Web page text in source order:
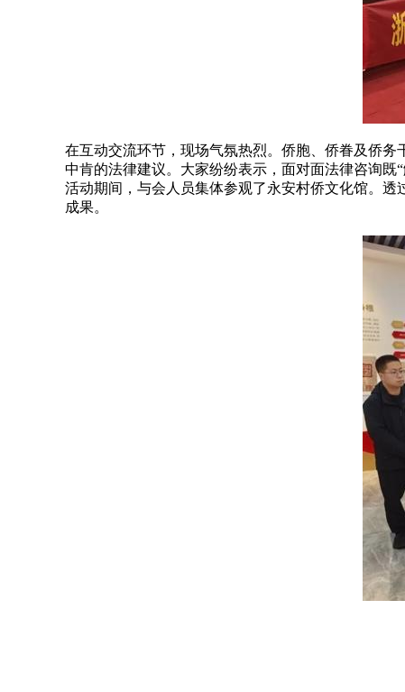
在互动交流环节，现场气氛热烈。侨胞、侨眷及侨
中肯的法律建议。大家纷纷表示，面对面法律咨询既
活动期间，与会人员集体参观了永安村侨文化馆。
成果。